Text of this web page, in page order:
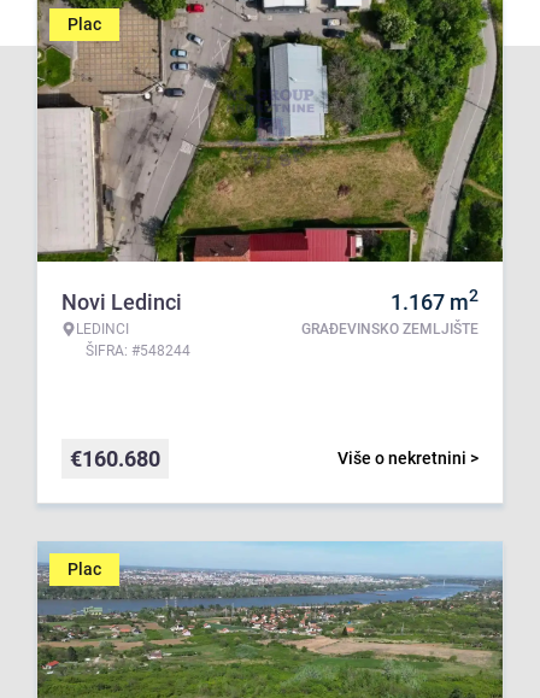
Plac
Novi Ledinci
LEDINCI
ŠIFRA: #548244
1.167 m2
GRAĐEVINSKO ZEMLJIŠTE
Više o nekretnini >
€160.680
Plac